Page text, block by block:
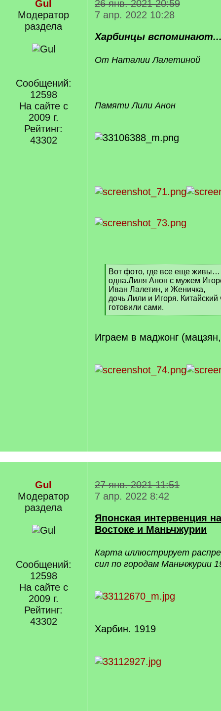
Gul
Модератор
раздела
Сообщений:
12598
На сайте с
2009 г.
Рейтинг:
43302
26 янв. 2021 20:59
7 апр. 2022 10:28
Харбинцы
От Наталии Лалетиной
Памяти Лили Анон
[
q
]
Вот фото, где все еще
одна.Лиля Анон с мужем
Иван Лалетин, и Женичка,
дочь Лили и Игоря.
готовили сами.
[
q
]
Играем в маджонг
Gul
Модератор
раздела
Сообщений:
12598
На сайте с
2009 г.
Рейтинг:
43302
27 янв. 2021 11:51
7 апр. 2022 8:42
Японская интервенция
Востоке и Маньчжурии
Карта иллюстрирует
сил по городам Маньчжурии
Харбин. 1919